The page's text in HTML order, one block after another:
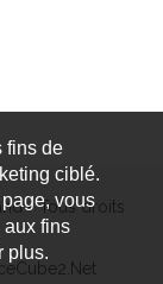
- Tous droits
fins de
ciblé.
vous
aux fins
plus.